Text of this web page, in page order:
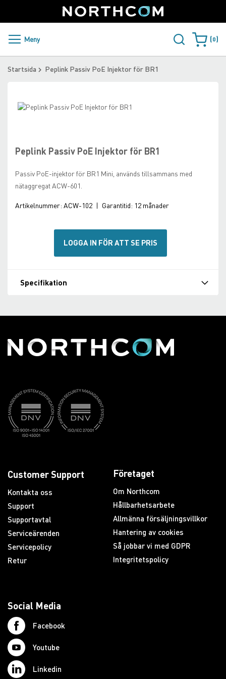
to
Content
Sweden
PRODUKTER OCH LÖSNINGAR
ÅTERFÖRSÄLJARE
Meny Varukorgen
0
Startsida Peplink Passiv PoE Injektor för BR1
Peplink Passiv PoE Injektor för BR1
Passiv PoE-injektor för BR1 Mini, används tillsammans med
nätaggregat ACW-601.
Artikelnummer: ACW-102 | Garantitid: 12 månader
LOGGA IN FÖR ATT SE PRIS
Skip
of
the
gallery
beginning
of
images
gallery
Specifikation
Customer Support
Kontakta oss
Support
Supportavtal
Serviceärenden
Servicepolicy
Retur
Företaget
Om Northcom
Hållbarhetsarbete
Allmänna försäljningsvillkor
Hantering av cookies
Så jobbar vi med GDPR
Integritetspolicy
Social Media
Facebook
Youtube
Linkedin